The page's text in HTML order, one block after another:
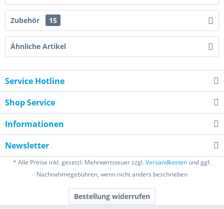
Zubehör 15
Ähnliche Artikel
Service Hotline
Shop Service
Informationen
Newsletter
* Alle Preise inkl. gesetzl. Mehrwertsteuer zzgl.Versandkosten und ggf.
Nachnahmegebühren, wenn nicht anders beschrieben
Bestellung widerrufen